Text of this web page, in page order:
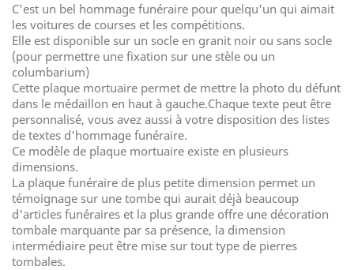
C'est un bel hommage funéraire pour quelqu'un qui aimait
les voitures de courses et les compétitions.
Elle est disponible sur un socle en granit noir ou sans socle
(pour permettre une fixation sur une stèle ou un
columbarium)
Cette plaque mortuaire permet de mettre la photo du défunt
dans le médaillon en haut à gauche.Chaque texte peut être
personnalisé, vous avez aussi à votre disposition des listes
de textes d'hommage funéraire.
Ce modèle de plaque mortuaire existe en plusieurs
dimensions.
La plaque funéraire de plus petite dimension permet un
témoignage sur une tombe qui aurait déjà beaucoup
d'articles funéraires et la plus grande offre une décoration
tombale marquante par sa présence, la dimension
intermédiaire peut être mise sur tout type de pierres
tombales.